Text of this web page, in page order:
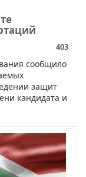
403
сообщило
защит
кандидата и